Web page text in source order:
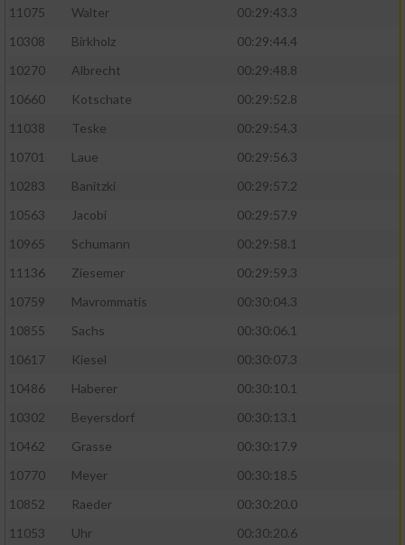
11075
Walter
00:29:43.3
10308
Birkholz
00:29:44.4
10270
Albrecht
00:29:48.8
10660
Kotschate
00:29:52.8
11038
Teske
00:29:54.3
10701
Laue
00:29:56.3
10283
Banitzki
00:29:57.2
10563
Jacobi
00:29:57.9
10965
Schumann
00:29:58.1
11136
Ziesemer
00:29:59.3
10759
Mavrommatis
00:30:04.3
10855
Sachs
00:30:06.1
10617
Kiesel
00:30:07.3
10486
Haberer
00:30:10.1
10302
Beyersdorf
00:30:13.1
10462
Grasse
00:30:17.9
10770
Meyer
00:30:18.5
10852
Raeder
00:30:20.0
11053
Uhr
00:30:20.6